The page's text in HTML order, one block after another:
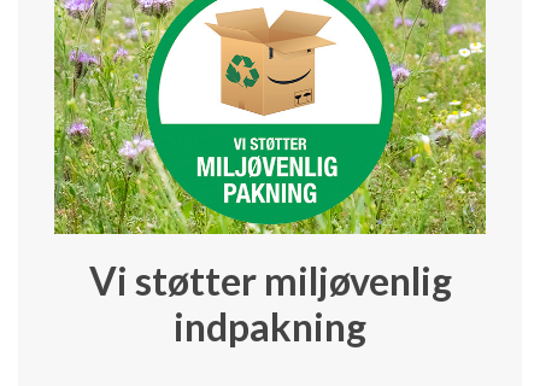
Vi støtter miljøvenlig
indpakning